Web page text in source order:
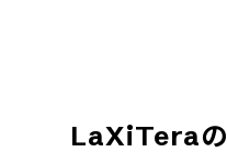
LaXiTera